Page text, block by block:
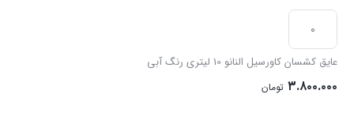
کشسان
کاورسیل
عایق کشسان کاورسیل النانو 10 لیتری رنگ آبی
۳.۸۰۰.۰۰۰ تومان